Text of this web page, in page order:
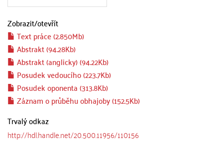
Zobrazit/otevřít
Text práce (2.850Mb)
Abstrakt (94.28Kb)
Abstrakt (anglicky) (94.22Kb)
Posudek vedoucího (223.7Kb)
Posudek oponenta (313.8Kb)
Záznam o průběhu obhajoby (152.5Kb)
Trvalý odkaz
http://hdl.handle.net/20.500.11956/110156